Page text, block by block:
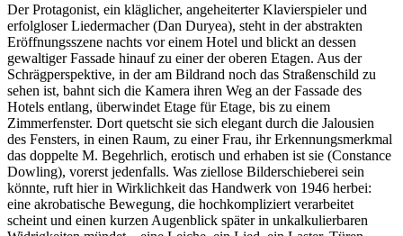
Der Protagonist, ein kläglicher, angeheiterter Klavierspieler und
erfolgloser Liedermacher (Dan Duryea), steht in der abstrakten
Eröffnungsszene nachts vor einem Hotel und blickt an dessen
gewaltiger Fassade hinauf zu einer der oberen Etagen. Aus der
Schrägperspektive, in der am Bildrand noch das Straßenschild zu
sehen ist, bahnt sich die Kamera ihren Weg an der Fassade des
Hotels entlang, überwindet Etage für Etage, bis zu einem
Zimmerfenster. Dort quetscht sie sich elegant durch die Jalousien
des Fensters, in einen Raum, zu einer Frau, ihr Erkennungsmerkmal
das doppelte M. Begehrlich, erotisch und erhaben ist sie (Constance
Dowling), vorerst jedenfalls. Was ziellose Bilderschieberei sein
könnte, ruft hier in Wirklichkeit das Handwerk von 1946 herbei:
eine akrobatische Bewegung, die hochkompliziert verarbeitet
scheint und einen kurzen Augenblick später in unkalkulierbaren